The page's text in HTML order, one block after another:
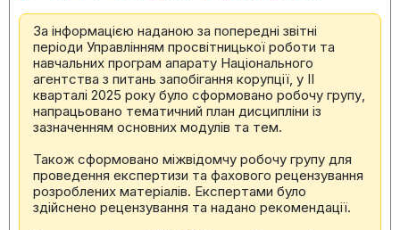
За інформацією наданою за попередні звітні
періоди Управлінням просвітницької роботи та
навчальних програм апарату Національного
агентства з питань запобігання корупції, у ІІ
кварталі 2025 року було сформовано робочу групу,
напрацьовано тематичний план дисципліни із
зазначенням основних модулів та тем.
Також сформовано міжвідомчу робочу групу для
проведення експертизи та фахового рецензування
розроблених матеріалів. Експертами було
здійснено рецензування та надано рекомендації.